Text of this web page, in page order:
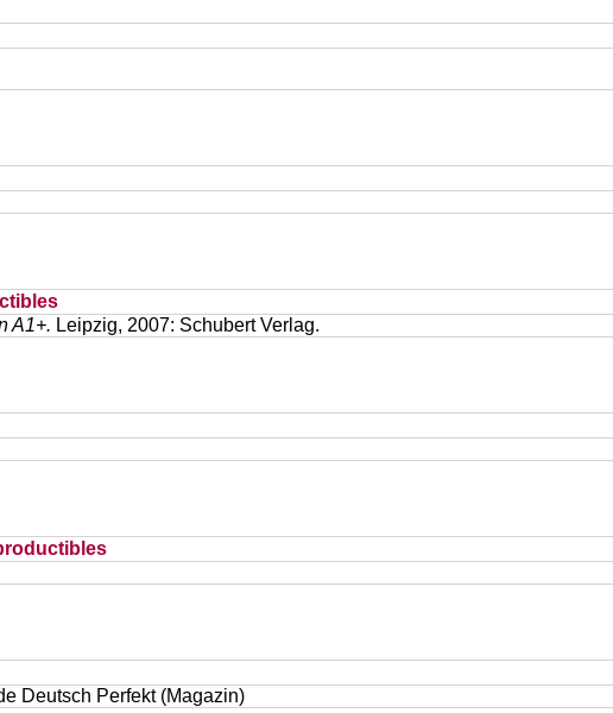
A1+. Leipzig, 2007: Schubert Verlag.
Deutsch Perfekt (Magazin)